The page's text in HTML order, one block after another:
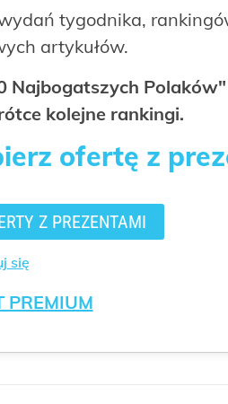
tygodnika,
artykułów.
Najbogatszych
kolejne rankingi.
ofertę z
Z PREZENTAMI
się
PREMIUM